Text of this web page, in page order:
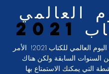
العالمي
2021
العالمي للكتاب 2021!
الأمر
السنوات السابقة ولكن هناك
التي يمكنك الاستمتاع بها